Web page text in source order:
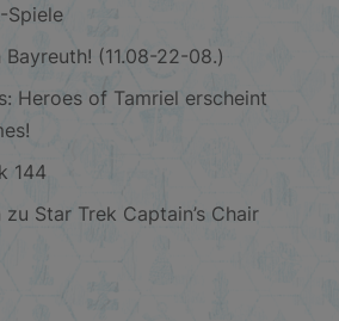
Spiele
(11.08-22-08.)
Heroes of Tamriel erscheint
144
Star Trek Captain’s Chair